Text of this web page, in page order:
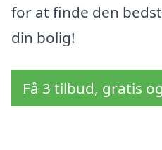
for at finde den
din bolig!
Få 3 tilbud, gratis